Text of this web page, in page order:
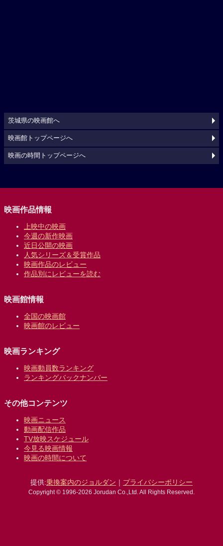
茨城県の映画館へ
映画館トップページへ
映画の時間トップページへ
映画作品情報
上映中の映画
今週の新作映画
近日公開の映画
人気シリーズ＆受賞作品
映画作品のレビュー
作品別にレビューを読む
映画館情報
全国の映画館
映画館のレビュー
映画ランキング
映画動員数ランキング
ランキングバックナンバー
その他コンテンツ
映画ニュース
動画配信作品
TV放映スケジュール
今見る映画情報
映画の時間について
提供:乗換案内のジョルダン ｜ プライバシーポリシー
Copyright © 1996-2026 Jorudan Co.,Ltd. All Rights Reserved.